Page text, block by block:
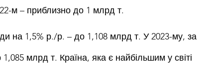
м – приблизно до 1 млрд т.
на 1,5% р./р. – до 1,108 млрд т. У 2023-му, за
млрд т. Країна, яка є найбільшим у світі